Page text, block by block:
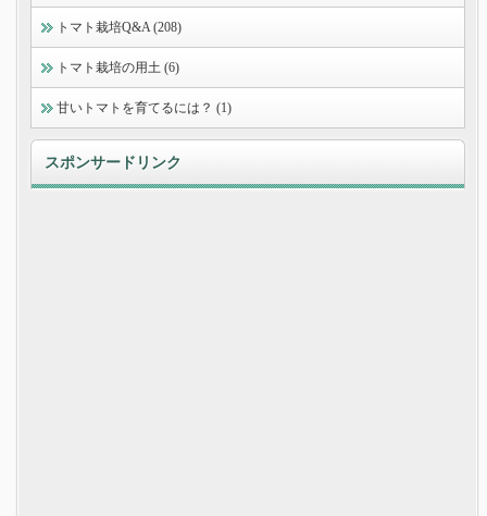
トマト栽培Q&A (208)
トマト栽培の用土 (6)
甘いトマトを育てるには？ (1)
スポンサードリンク